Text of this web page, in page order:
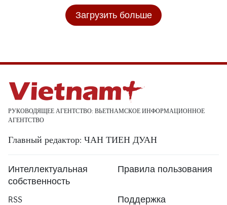
Загрузить больше
РУКОВОДЯЩЕЕ АГЕНТСТВО: ВЬЕТНАМСКОЕ ИНФОРМАЦИОННОЕ
АГЕНТСТВО
Главный редактор: ЧАН ТИЕН ДУАН
Интеллектуальная
собственность
Правила пользования
RSS Поддержка